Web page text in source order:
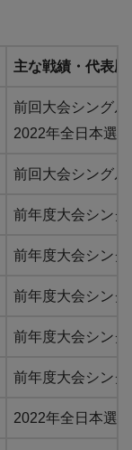
主な戦績・代表歴
前回大会シングル
2022年全日本選
前回大会シングル
前年度大会シン
前年度大会シン
前年度大会シン
前年度大会シン
前年度大会シン
2022年全日本選